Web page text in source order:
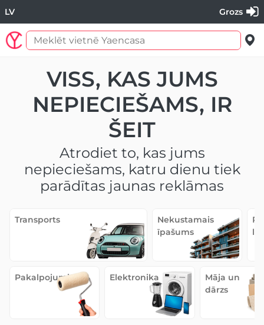
LV Grozs
VISS, KAS JUMS
NEPIECIEŠAMS, IR
ŠEIT
Atrodiet to, kas jums
nepieciešams, katru dienu tiek
parādītas jaunas reklāmas
Nekustamais
īpašums
Transports
Pakalpojumi
Māja un
dārzs
Elektronika